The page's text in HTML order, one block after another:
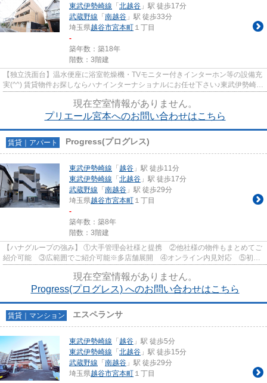
東武伊勢崎線 「 北越谷 」駅 徒歩17分
武蔵野線 「 南越谷 」駅 徒歩33分
埼玉県越谷市宮本町 １丁目
-
築年数：築18年
階数：3階建
【独立洗面台】温水便座に浴室乾燥機・TVモニター付きインターホン等の設備充
実(^^) 賃貸物件お探しならハナインターナショナルにお任せ下さい♪東武伊勢崎線
現在空室情報がありません。
プリエール宮本へのお問い合わせはこちら
賃貸｜アパート Progress(プログレス)
東武伊勢崎線 「 越谷 」駅 徒歩11分
東武伊勢崎線 「 北越谷 」駅 徒歩17分
武蔵野線 「 南越谷 」駅 徒歩29分
埼玉県越谷市宮本町 １丁目
-
築年数：築8年
階数：3階建
【ハナグループの強み】 ①大手管理会社様と提携 ②他社様の物件もまとめてご
紹介可能 ③広範囲でご紹介可能※多店舗展開 ④オンライン内見対応 ⑤初期
現在空室情報がありません。
Progress(プログレス) へのお問い合わせはこちら
賃貸｜マンション エスペランサ
東武伊勢崎線 「 越谷 」駅 徒歩5分
東武伊勢崎線 「 北越谷 」駅 徒歩15分
武蔵野線 「 南越谷 」駅 徒歩29分
埼玉県越谷市宮本町 １丁目